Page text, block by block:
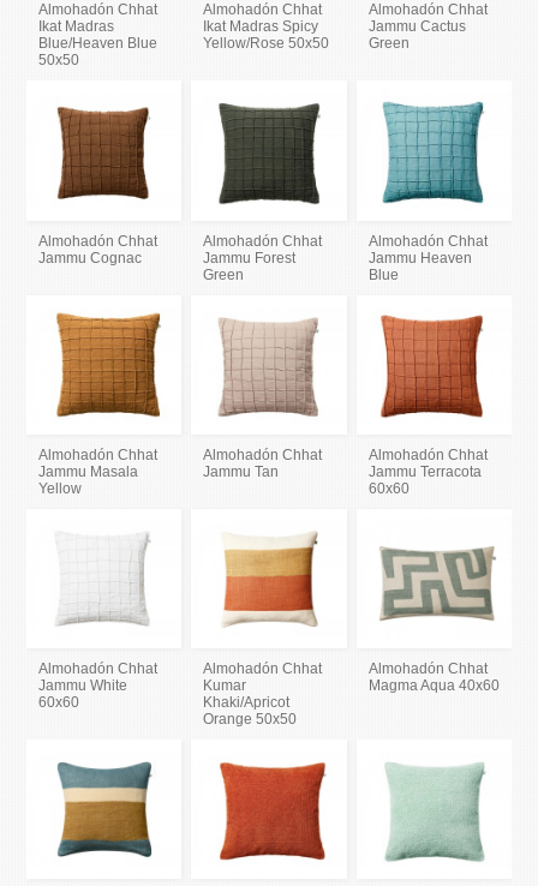
Almohadón Chhat
Ikat Madras
Blue/Heaven Blue
50x50
Almohadón Chhat
Ikat Madras Spicy
Yellow/Rose 50x50
Almohadón Chhat
Jammu Cactus
Green
Almohadón Chhat
Jammu Cognac
Almohadón Chhat
Jammu Forest
Green
Almohadón Chhat
Jammu Heaven
Blue
Almohadón Chhat
Jammu Masala
Yellow
Almohadón Chhat
Jammu Tan
Almohadón Chhat
Jammu Terracota
60x60
Almohadón Chhat
Jammu White
60x60
Almohadón Chhat
Kumar
Khaki/Apricot
Orange 50x50
Almohadón Chhat
Magma Aqua 40x60